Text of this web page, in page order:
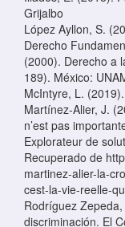
Grijalbo
López Ayllon, S.
Derecho
(2000). Derecho a
189). México:
McIntyre, L.
Martínez-Alier, J.
n’est pas
Explorateur de
Recuperado de
martinez-alier-la-
cest-la-vie-reelle-
Rodríguez
discriminación. El